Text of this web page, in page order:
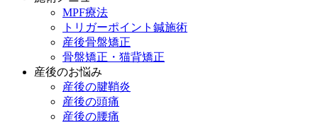
MPF療法
トリガーポイント鍼施術
産後骨盤矯正
骨盤矯正・猫背矯正
産後のお悩み
産後の腱鞘炎
産後の頭痛
産後の腰痛